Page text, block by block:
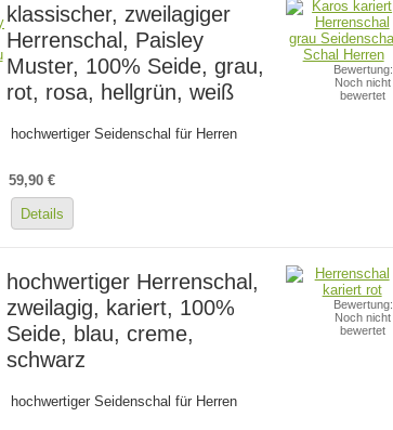
klassischer, zweilagiger
Herrenschal, Paisley
Muster, 100% Seide, grau,
rot, rosa, hellgrün, weiß
hochwertiger Seidenschal für Herren
59,90 €
Details
Bewertung:
Noch nicht
bewertet
hochwertiger Herrenschal,
zweilagig, kariert, 100%
Seide, blau, creme,
schwarz
hochwertiger Seidenschal für Herren
Bewertung:
Noch nicht
bewertet